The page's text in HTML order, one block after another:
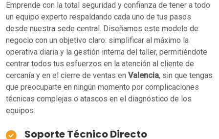
Emprende con la total seguridad y confianza de tener a todo
un equipo experto respaldando cada uno de tus pasos
desde nuestra sede central. Diseñamos este modelo de
negocio con un objetivo claro: simplificar al máximo la
operativa diaria y la gestión interna del taller, permitiéndote
centrar todos tus esfuerzos en la atención al cliente de
cercanía y en el cierre de ventas en Valencia, sin que tengas
que preocuparte en ningún momento por complicaciones
técnicas complejas o atascos en el diagnóstico de los
equipos.
Soporte Técnico Directo